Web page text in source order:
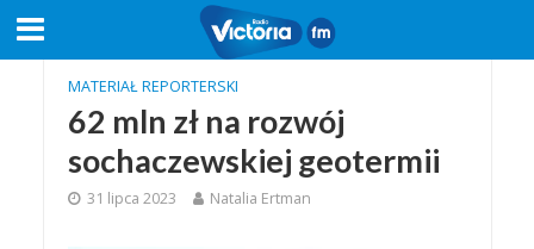
MATERIAŁ REPORTERSKI
62 mln zł na rozwój
sochaczewskiej geotermii
31 lipca 2023 Natalia Ertman